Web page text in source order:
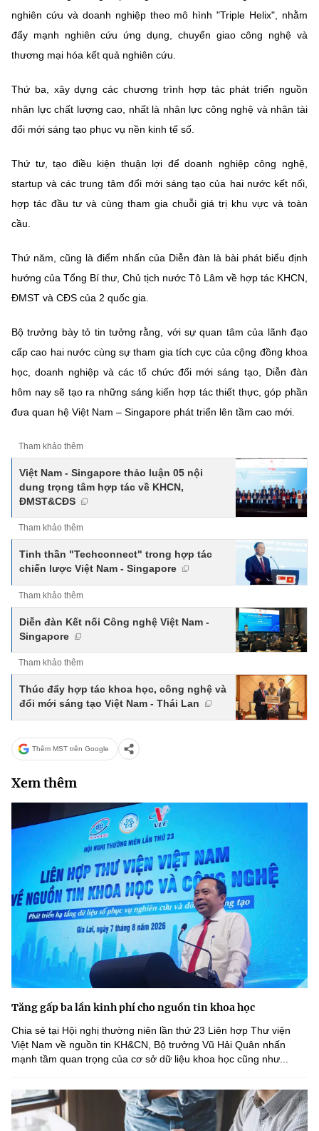
nghiên cứu và doanh nghiệp theo mô hình "Triple Helix", nhằm
đẩy mạnh nghiên cứu ứng dụng, chuyển giao công nghệ và
thương mại hóa kết quả nghiên cứu.
Thứ ba, xây dựng các chương trình hợp tác phát triển nguồn
nhân lực chất lượng cao, nhất là nhân lực công nghệ và nhân tài
đổi mới sáng tạo phục vụ nền kinh tế số.
Thứ tư, tạo điều kiện thuận lợi để doanh nghiệp công nghệ,
startup và các trung tâm đổi mới sáng tạo của hai nước kết nối,
hợp tác đầu tư và cùng tham gia chuỗi giá trị khu vực và toàn
cầu.
Thứ năm, cũng là điểm nhấn của Diễn đàn là bài phát biểu định
hướng của Tổng Bí thư, Chủ tịch nước Tô Lâm về hợp tác KHCN,
ĐMST và CĐS của 2 quốc gia.
Bộ trưởng bày tỏ tin tưởng rằng, với sự quan tâm của lãnh đạo
cấp cao hai nước cùng sự tham gia tích cực của cộng đồng khoa
học, doanh nghiệp và các tổ chức đổi mới sáng tạo, Diễn đàn
hôm nay sẽ tạo ra những sáng kiến hợp tác thiết thực, góp phần
đưa quan hệ Việt Nam – Singapore phát triển lên tầm cao mới.
Tham khảo thêm
Việt Nam - Singapore thảo luận 05 nội
dung trọng tâm hợp tác về KHCN,
ĐMST&CĐS
Tham khảo thêm
Tinh thần "Techconnect" trong hợp tác
chiến lược Việt Nam - Singapore
Tham khảo thêm
Diễn đàn Kết nối Công nghệ Việt Nam -
Singapore
Tham khảo thêm
Thúc đẩy hợp tác khoa học, công nghệ và
đổi mới sáng tạo Việt Nam - Thái Lan
Thêm MST trên Google
Xem thêm
Tăng gấp ba lần kinh phí cho nguồn tin khoa học
Chia sẻ tại Hội nghị thường niên lần thứ 23 Liên hợp Thư viện
Việt Nam về nguồn tin KH&CN, Bộ trưởng Vũ Hải Quân nhấn
mạnh tầm quan trọng của cơ sở dữ liệu khoa học cũng như...